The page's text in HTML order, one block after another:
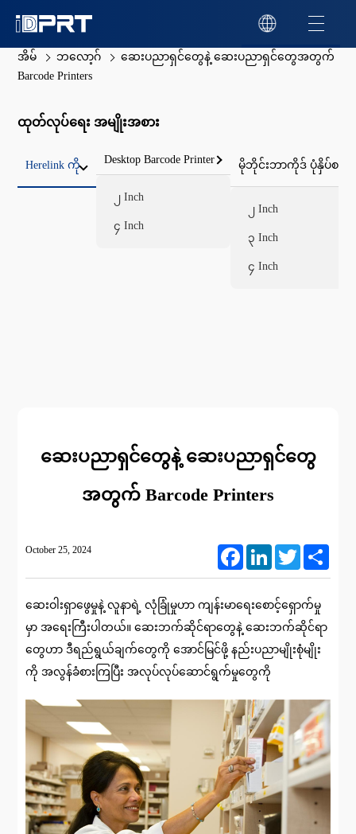
အိမ် ဘလော့ဂ်
ဆေးပညာရှင်တွေနဲ့ ဆေးပညာရှင်တွေအတွက်
Barcode Printers
ထုတ်လုပ်ရေး အမျိုးအစား
Herelink ကို Desktop Barcode Printer
၂ Inch
၄ Inch
မိုဘိုင်းဘာကိုဒ် ပုံနှိပ်စက်
၂ Inch
၃ Inch
၄ Inch
ဆေးပညာရှင်တွေနဲ့ ဆေးပညာရှင်တွေ
အတွက် Barcode Printers
October 25, 2024 FacebookLinkedIn Twitter
ဆေးဝါးရှာဖွေမှုနဲ့ လူနာရဲ့ လုံခြုံမှုဟာ ကျန်းမာရေးစောင့်ရှောက်မှု
မှာ အရေးကြီးပါတယ်။ ဆေးဘက်ဆိုင်ရာတွေနဲ့ ဆေးဘက်ဆိုင်ရာ
တွေဟာ ဒီရည်ရွယ်ချက်တွေကို အောင်မြင်ဖို့ နည်းပညာမျိုးစုံမျိုး
ကို အလွန်ခံစားကြပြီး အလုပ်လုပ်ဆောင်ရွက်မှုတွေကို